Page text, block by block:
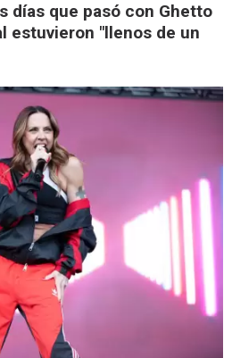
días que pasó con Ghetto
estuvieron "llenos de un